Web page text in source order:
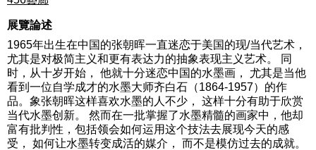
展覽論述
1965年出生在中国的张朝晖一直迷恋于美国的现/当代艺术，
尤其是对极简主义和更有表达力的抽象表现主义艺术。 同
时，从十岁开始， 他就十分迷恋中国的水墨画， 尤其是当他
看到一位自学成才的水墨大师齐白石（1864-1957）的作
品。象张朝晖这样喜欢水墨的人不少， 这样十分有助于欣赏
当代水墨创新。 然而在一批掌握了水墨精髓的画家中，他却
富有批判性，包括领会如何运用这个技法去展现今天的感
受， 如何让水墨转变成活的媒介， 而不是模仿过去的成就。